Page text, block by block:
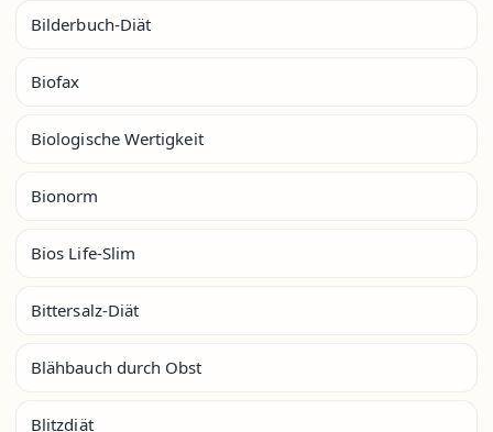
Bilderbuch-Diät
Biofax
Biologische Wertigkeit
Bionorm
Bios Life-Slim
Bittersalz-Diät
Blähbauch durch Obst
Blitzdiät